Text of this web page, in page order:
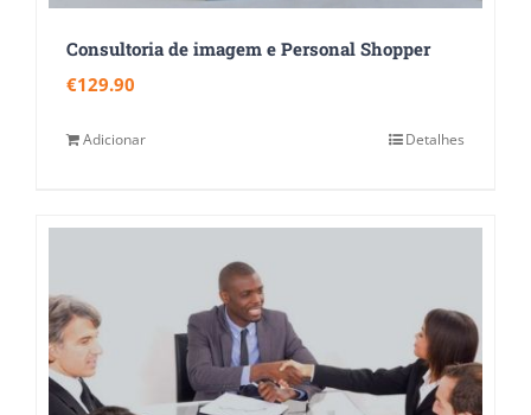
Consultoria de imagem e Personal Shopper
€129.90
Adicionar Detalhes